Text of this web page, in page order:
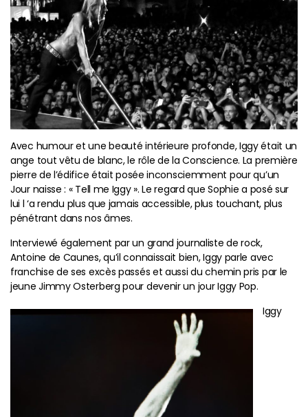
Avec humour et une beauté intérieure profonde, Iggy était un
ange tout vêtu de blanc, le rôle de la Conscience. La première
pierre de l’édifice était posée inconsciemment pour qu’un
Jour naisse : « Tell me Iggy ». Le regard que Sophie a posé sur
lui l ‘a rendu plus que jamais accessible, plus touchant, plus
pénétrant dans nos âmes.
Interviewé également par un grand journaliste de rock,
Antoine de Caunes, qu’il connaissait bien, Iggy parle avec
franchise de ses excès passés et aussi du chemin pris par le
jeune Jimmy Osterberg pour devenir un jour Iggy Pop.
Iggy